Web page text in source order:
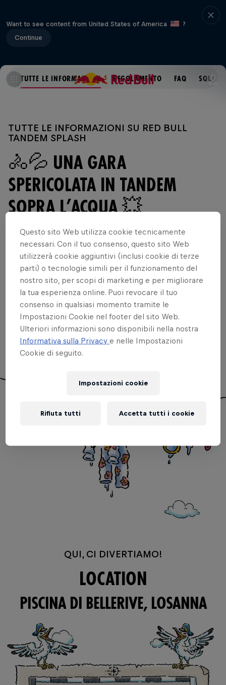
Want to see content from United States of America
?
Continue
TUTTE LE INFORMAZIONI REGOLAMENTO FAQ
TUTTE LE INFORMAZIONI SU RED BULL
TANDEM SPLASH
🚴💦 UNA GARA
SPERICOLATA IN TANDEM
SOPRA L’ACQUA 💥
Il 14 settembre arriva a Losanna lo spericolato show
in tandem Red Bull Tandem Splash. Possono
partecipare alla Red Bull Tandem Splash fino a 50
coppie. Una giuria valuterà creatività e messa in
scena, ma anche arrivare al traguardo è necessario
per vincere. Lungo il percorso le coppie dovranno
affrontare gradini, pump track, dossi e un ponte
strettissimo prima di poter suonare la campana
all'arrivo.
QUI, CI DIVERTIAMO!
LOCATION
PISCINA DI BELLERIVE, LOSANNA
Questo sito Web utilizza cookie tecnicamente
necessari. Con il tuo consenso, questo sito Web
utilizzerà cookie aggiuntivi (inclusi cookie di terze
parti) o tecnologie simili per il funzionamento del
nostro sito, per scopi di marketing e per migliorare
la tua esperienza online. Puoi revocare il tuo
consenso in qualsiasi momento tramite le
Impostazioni Cookie nel footer del sito Web.
Ulteriori informazioni sono disponibili nella nostra
Informativa sulla Privacye nelle Impostazioni
Cookie di seguito.
Impostazioni cookie
Rifiuta tutti Accetta tutti i cookie